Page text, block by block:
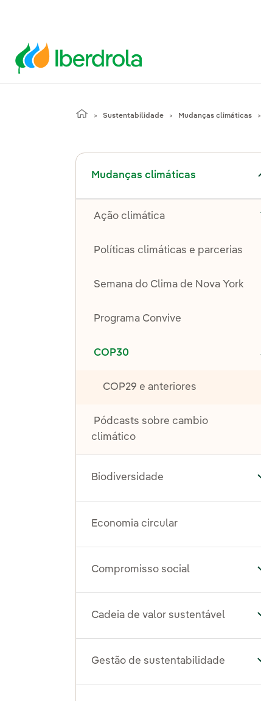
Sustentabilidade Mudanças climáticas
Mudanças climáticas
Alternar submenu de Mudanças
Ação climática
Políticas climáticas e parcerias
Semana do Clima de Nova York
Programa Convive
COP30
COP29 e anteriores
Pódcasts sobre cambio
climático
Biodiversidade
Economia circular
Compromisso social
Cadeia de valor sustentável
Gestão de sustentabilidade